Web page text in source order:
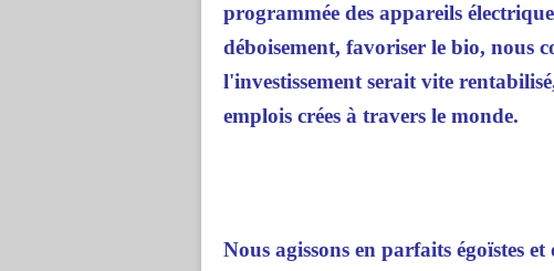
programmée des appareils
déboisement, favoriser le bio, nous
l'investissement serait vite
emplois crées à travers le monde.
Nous agissons en parfaits égoïstes